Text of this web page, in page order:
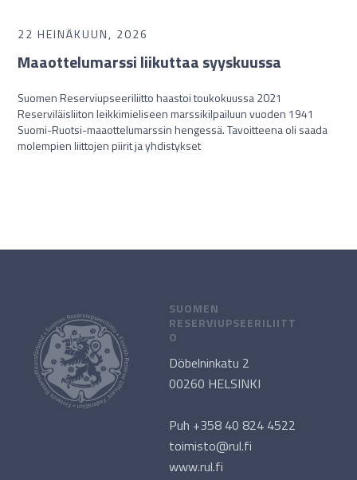
22 HEINÄKUUN, 2026
Maaottelumarssi liikuttaa syyskuussa
Suomen Reserviupseeriliitto haastoi toukokuussa 2021
Reserviläisliiton leikkimieliseen marssikilpailuun vuoden 1941
Suomi-Ruotsi-maaottelumarssin hengessä. Tavoitteena oli saada
molempien liittojen piirit ja yhdistykset
SUOMEN
RESERVIUPSEERILIITT
O
Döbelninkatu 2
00260 HELSINKI
Puh +358 40 824 4522
toimisto@rul.fi
www.rul.fi